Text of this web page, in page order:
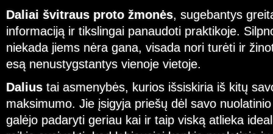
Daliai švitraus proto žmonės, sugebantys
informaciją ir tikslingai panaudoti praktikoje.
niekada jiems nėra gana, visada nori turėti ir
esą nenustygstantys vienoje vietoje.
Dalius tai asmenybės, kurios išsiskiria iš kitų
maksimumo. Jie įsigyja priešų dėl savo
galėjo padaryti geriau kai ir taip viską atlieka